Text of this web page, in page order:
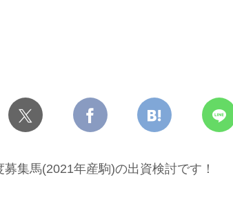
集馬(2021年産駒)の出資検討です！